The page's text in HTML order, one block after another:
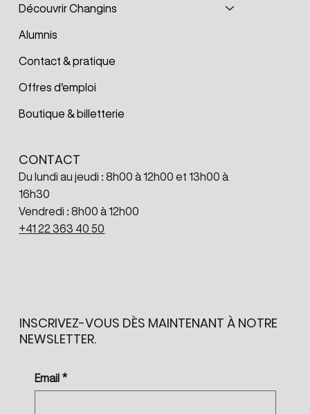
Découvrir Changins
Alumnis
Contact & pratique
Offres d'emploi
Boutique & billetterie
CONTACT
Du lundi au jeudi : 8h00 à 12h00 et 13h00 à
16h30
Vendredi : 8h00 à 12h00
+41 22 363 40 50
INSCRIVEZ-VOUS DÈS MAINTENANT À NOTRE
NEWSLETTER.
Email *